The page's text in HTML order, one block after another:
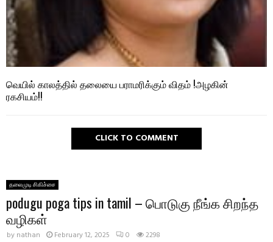
வெயில் காலத்தில் தலையை பராமரிக்கும் விதம் !அழகின்
ரகசியம்!!
CLICK TO COMMENT
தலைமுடி சிகிச்சை
podugu poga tips in tamil – பொடுகு நீங்க சிறந்த
வழிகள்
by nathan February 12, 2025 0 2298